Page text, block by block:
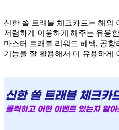
신한 쏠 트래블 체크카드는 해외
저렴하게 이용하게 해주는 유용
마스터 트래블 리워드 혜택, 공
기능을 잘 활용해서 더 유용하게